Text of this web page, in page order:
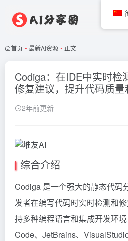
首页 • 最新AI资源 • 正文
Codiga：在IDE中实时检
修复建议，提升代码质
2年前更新
综合介绍
Codiga 是一个强大的静态代码
发者在编写代码时实时检测和
持多种编程语言和集成开发环
Code、JetBrains、